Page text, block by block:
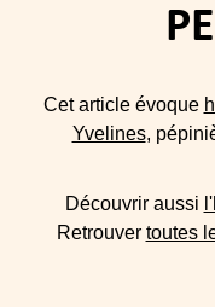
Cet article évoque
Yvelines,
Découvrir aussi
Retrouver toutes